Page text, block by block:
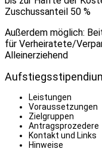
Zuschussanteil 50 %
Außerdem möglich:
für Verheiratete/
Alleinerziehend
Leistungen
Voraussetzungen
Zielgruppen
Antragsprozedere
Kontakt und Links
Hinweise